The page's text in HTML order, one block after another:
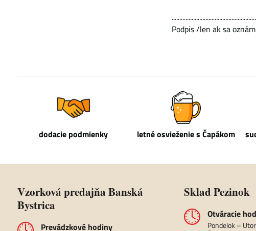
Podpis /len ak sa
dodacie podmienky letné osvieženie s Čapákom
Vzorková predajňa Banská
Bystrica
Prevádzkové hodiny
Sklad Pezinok
Otváracie
Pondelok –